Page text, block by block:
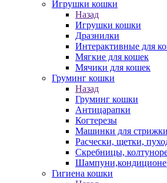
Игрушки кошки
Назад
Игрушки кошки
Дразнилки
Интерактивные для
Мягкие для кошек
Мячики для кошек
Груминг кошки
Назад
Груминг кошки
Антицарапки
Когтерезы
Машинки для стрижки
Расчески, щетки,
Скребницы,
Гигиена кошки